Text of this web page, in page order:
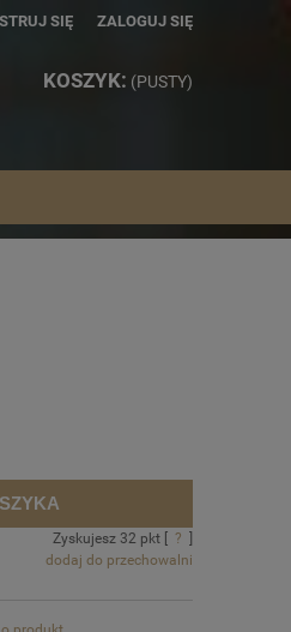
SIĘ ZALOGUJ SIĘ
KOSZYK: (PUSTY)
Zyskujesz 32 pkt [ ?
dodaj do przechowalni